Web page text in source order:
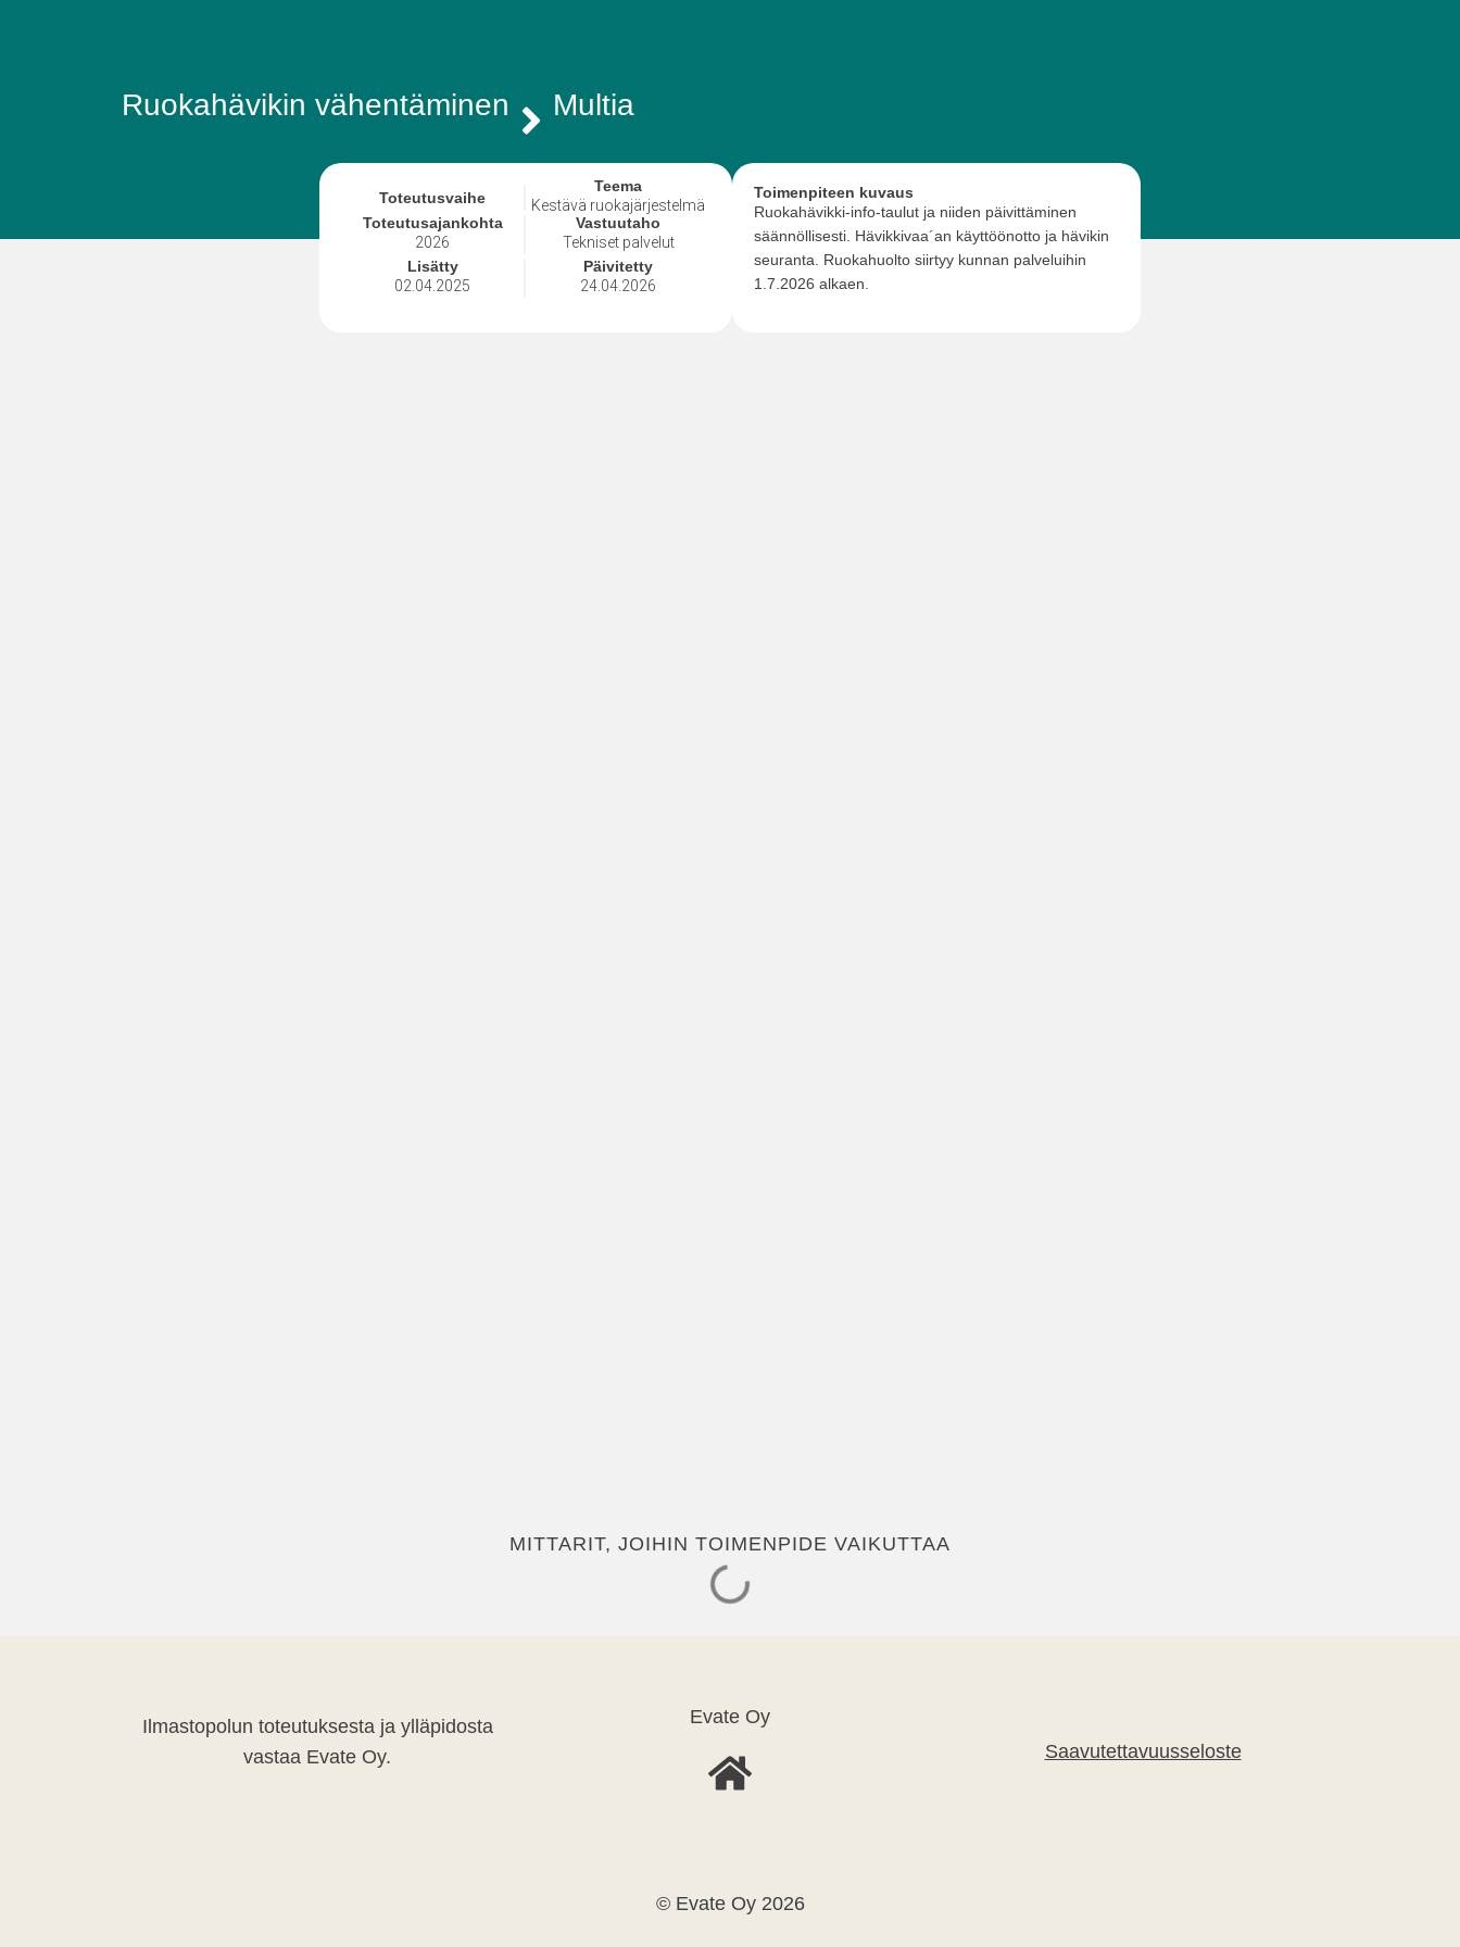
Ruokahävikin vähentäminen Multia
Toteutusvaihe
Teema
Kestävä ruokajärjestelmä
Toteutusajankohta
2026
Vastuutaho
Tekniset palvelut
Lisätty
02.04.2025
Päivitetty
24.04.2026
Toimenpiteen kuvaus
Ruokahävikki-info-taulut ja niiden päivittäminen
säännöllisesti. Hävikkivaa´an käyttöönotto ja hävikin
seuranta. Ruokahuolto siirtyy kunnan palveluihin
1.7.2026 alkaen.
MITTARIT, JOIHIN TOIMENPIDE VAIKUTTAA
Ilmastopolun toteutuksesta ja ylläpidosta
vastaa Evate Oy.
Evate Oy
Saavutettavuusseloste
© Evate Oy 2026